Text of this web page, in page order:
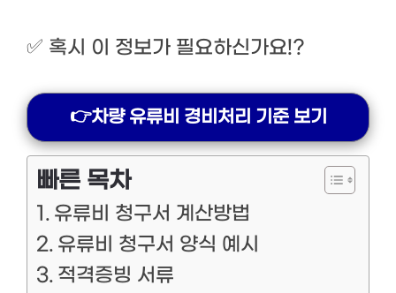
✅ 혹시 이 정보가 필요하신가요!?
👉차량 유류비 경비처리 기준 보기
빠른 목차
유류비 청구서 계산방법
유류비 청구서 양식 예시
적격증빙 서류